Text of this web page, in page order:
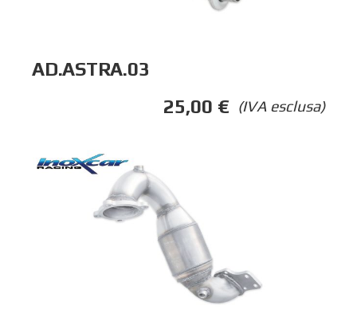
AD.ASTRA.03
(IVA esclusa)
25,00 €